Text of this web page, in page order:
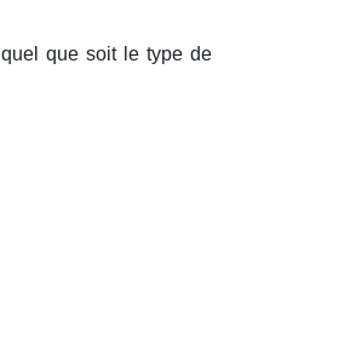
que soit le type de